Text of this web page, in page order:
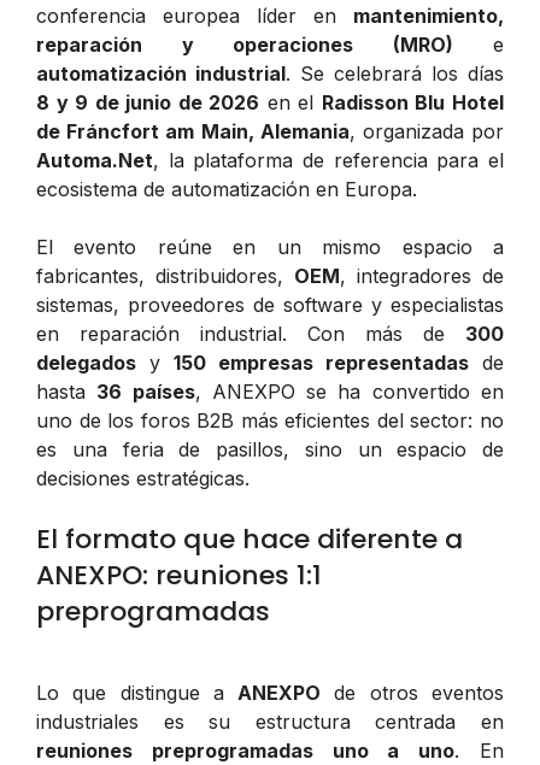
conferencia europea líder en mantenimiento,
reparación y operaciones (MRO) e
automatización industrial. Se celebrará los días
8 y 9 de junio de 2026 en el Radisson Blu Hotel
de Fráncfort am Main, Alemania, organizada por
Automa.Net, la plataforma de referencia para el
ecosistema de automatización en Europa.
El evento reúne en un mismo espacio a
fabricantes, distribuidores, OEM, integradores de
sistemas, proveedores de software y especialistas
en reparación industrial. Con más de 300
delegados y 150 empresas representadas de
hasta 36 países, ANEXPO se ha convertido en
uno de los foros B2B más eficientes del sector: no
es una feria de pasillos, sino un espacio de
decisiones estratégicas.
El formato que hace diferente a
ANEXPO: reuniones 1:1
preprogramadas
Lo que distingue a ANEXPO de otros eventos
industriales es su estructura centrada en
reuniones preprogramadas uno a uno. En